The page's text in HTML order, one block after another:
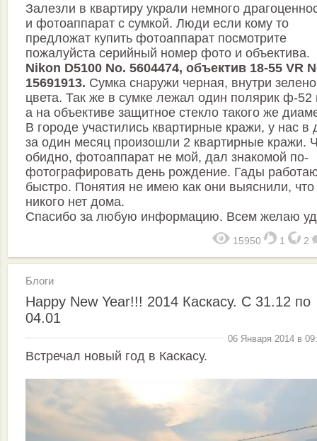
Залезли в квартиру украли немного
и фотоаппарат с сумкой. Люди если кому то
предложат купить фотоаппарат посмотрите
пожалуйста серийный номер фото и объектива.
Nikon D5100 No. 5604474, объектив 18-55 VR
15691913. Сумка снаружи черная, внутри
цвета. Так же в сумке лежал один полярик ф-
а на объективе защитное стекло такого же
В городе участились квартирные кражи, у нас в
за один месяц произошли 2 квартирные кражи.
обидно, фотоаппарат не мой, дал знакомой по-
фотографировать день рождение. Гады
быстро. Понятия не имею как они выяснили, что
никого нет дома.
Спасибо за любую информацию. Всем желаю
15950 1 2
Блоги
Happy New Year!!! 2014 Каскасу. C 31.12 по
04.01
06 Января 2014 в
Встречал новый год в Каскасу.